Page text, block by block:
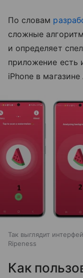
По словам
сложные
и определяет
приложение есть
iPhone в
Так выглядит
Ripeness
Как